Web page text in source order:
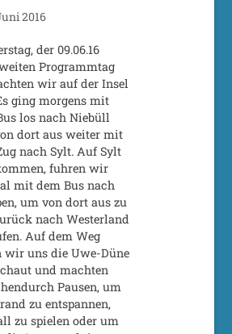
2016
der 09.06.16
Programmtag
wir auf der Insel
ging morgens mit
los nach Niebüll
dort aus weiter mit
nach Sylt. Auf Sylt
fuhren wir
mit dem Bus nach
um von dort aus zu
nach Westerland
Auf dem Weg
wir uns die Uwe-Düne
und machten
Pausen, um
zu entspannen,
zu spielen oder um